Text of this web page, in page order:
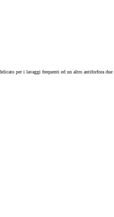
per i lavaggi frequenti ed un altro antiforfora